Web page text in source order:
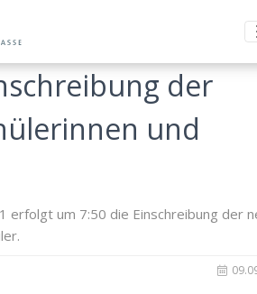
der
und
erfolgt um 7:50 die Einschreibung der